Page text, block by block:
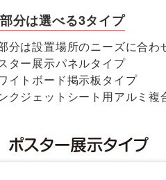
分は選べる3タイプ
分は設置場所のニーズに合
ター展示パネルタイプ
イトボード掲示板タイプ
クジェットシート用アルミ複